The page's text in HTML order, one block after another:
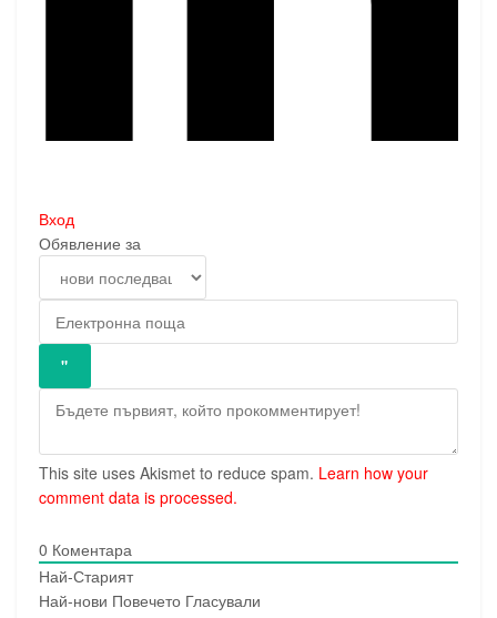
Вход
Обявление за
This site uses Akismet to reduce spam. Learn how your
comment data is processed.
0 Коментара
Най-Старият
Най-нови Повечето Гласували